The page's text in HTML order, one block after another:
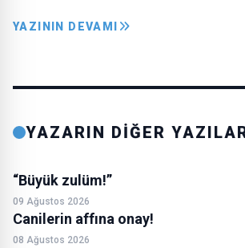
YAZININ DEVAMI
YAZARIN DİĞER
“Büyük zulüm!”
09 Ağustos 2026
Canilerin affına onay!
08 Ağustos 2026